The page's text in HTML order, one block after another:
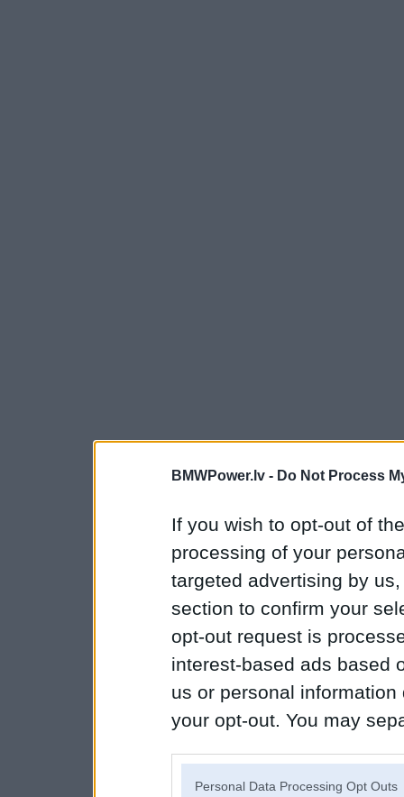
BMWPower.lv - Do Not Process
If you wish to opt-out of
processing of your
targeted advertising by
section to confirm your
opt-out request is
interest-based ads based
us or personal
your opt-out. You may
Personal Data Processing Opt Outs